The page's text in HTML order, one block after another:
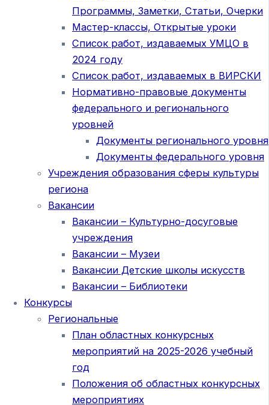
Программы, Заметки, Статьи, Очерки
Мастер-классы, Открытые уроки
Список работ, издаваемых УМЦО в
2024 году
Список работ, издаваемых в ВИРСКИ
Нормативно-правовые документы
федерального и регионального
уровней
Документы регионального уровня
Документы федерального уровня
Учреждения образования сферы культуры
региона
Вакансии
Вакансии – Культурно-досуговые
учреждения
Вакансии – Музеи
Вакансии Детские школы искусств
Вакансии – Библиотеки
Конкурсы
Региональные
План областных конкурсных
мероприятий на 2025-2026 учебный
год
Положения об областных конкурсных
мероприятиях